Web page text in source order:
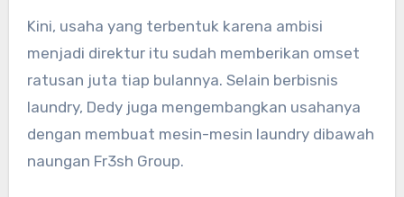
Kini, usaha yang terbentuk karena ambisi
menjadi direktur itu sudah memberikan omset
ratusan juta tiap bulannya. Selain berbisnis
laundry, Dedy juga mengembangkan usahanya
dengan membuat mesin-mesin laundry dibawah
naungan Fr3sh Group.